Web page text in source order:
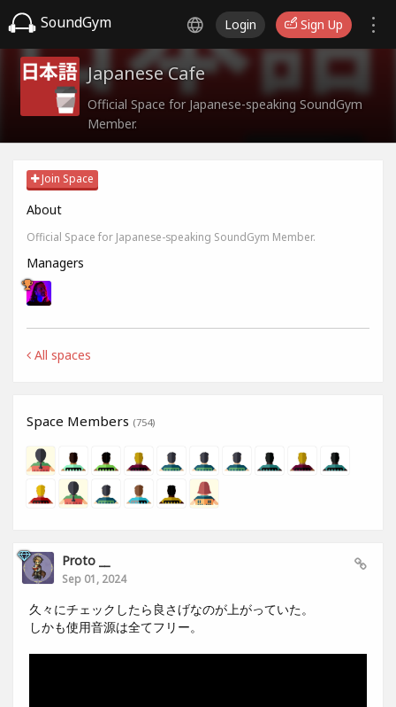
SoundGym Login Sign Up
Japanese Cafe
Official Space for Japanese-speaking SoundGym
Member.
Join Space
About
Official Space for Japanese-speaking SoundGym Member.
Managers
All spaces
Space Members (754)
Proto __
Sep 01, 2024
久々にチェックしたら良さげなのが上がっていた。
しかも使用音源は全てフリー。